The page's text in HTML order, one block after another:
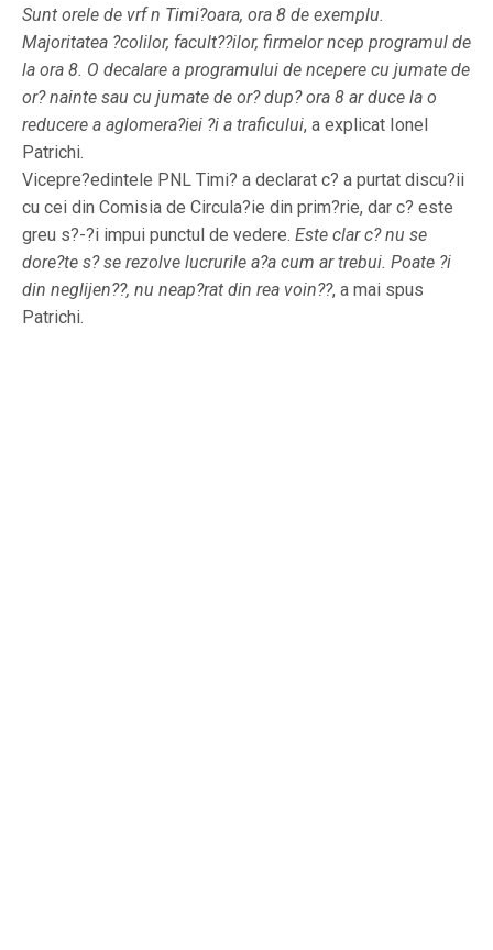
Sunt orele de vrf n Timi?oara, ora 8 de exemplu.
Majoritatea ?colilor, facult??ilor, firmelor ncep programul de
la ora 8. O decalare a programului de ncepere cu jumate de
or? nainte sau cu jumate de or? dup? ora 8 ar duce la o
reducere a aglomera?iei ?i a traficului, a explicat Ionel
Patrichi.
Vicepre?edintele PNL Timi? a declarat c? a purtat discu?ii
cu cei din Comisia de Circula?ie din prim?rie, dar c? este
greu s?-?i impui punctul de vedere. Este clar c? nu se
dore?te s? se rezolve lucrurile a?a cum ar trebui. Poate ?i
din neglijen??, nu neap?rat din rea voin??, a mai spus
Patrichi.